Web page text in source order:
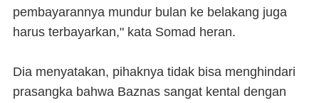
pembayarannya mundur bulan ke belakang juga
harus terbayarkan," kata Somad heran.
Dia menyatakan, pihaknya tidak bisa menghindari
prasangka bahwa Baznas sangat kental dengan